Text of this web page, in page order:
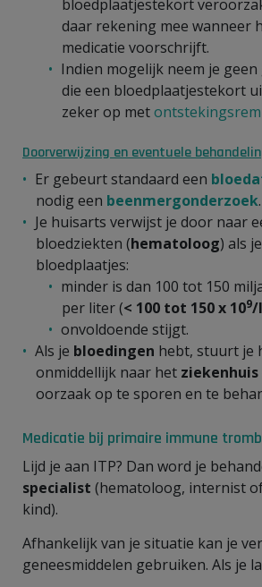
bloedplaatjestekort
daar rekening mee wanneer
medicatie voorschrijft.
Indien mogelijk neem je
die een bloedplaatjestekort
zeker op met
Doorverwijzing en eventuele
Er gebeurt standaard een
nodig een beenmergonderzoek.
Je huisarts verwijst je door naar
bloedziekten (hematoloog) als
bloedplaatjes:
minder is dan 100 tot 150
per liter (< 100 tot 150 x 109/l
onvoldoende stijgt.
Als je bloedingen hebt, stuurt je
onmiddellijk naar het ziekenhuis
oorzaak op te sporen en te
Medicatie bij primaire immune
Lijd je aan ITP? Dan word je
specialist (hematoloog, internist
kind).
Afhankelijk van je situatie kan je
geneesmiddelen gebruiken. Als je